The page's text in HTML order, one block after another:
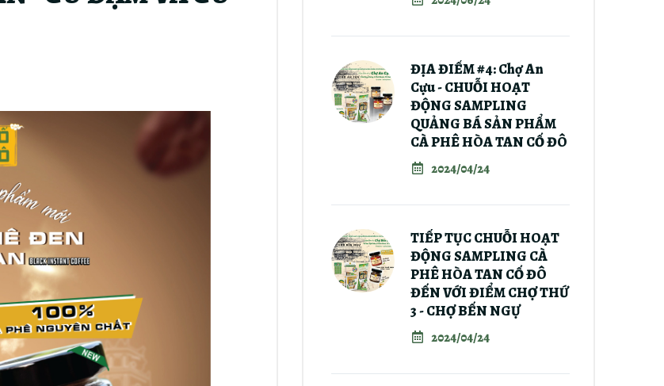
ĐỊA ĐIỂM #4: Chợ An
Cựu - CHUỖI HOẠT
ĐỘNG SAMPLING
QUẢNG BÁ SẢN PHẨM
CÀ PHÊ HÒA TAN CỐ ĐÔ
2024/04/24
TIẾP TỤC CHUỖI HOẠT
ĐỘNG SAMPLING CÀ
PHÊ HÒA TAN CỐ ĐÔ
ĐẾN VỚI ĐIỂM CHỢ THỨ
3 - CHỢ BẾN NGỰ
2024/04/24